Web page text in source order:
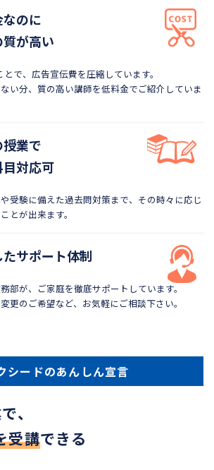
のに
が高い
で、広告宣伝費を圧縮しています。
い分、質の高い講師を低料金でご紹介していま
業で
対応可
受験に備えた過去問対策まで、 その時々に応じ
とが出来ます。
サポート体制
部が、ご家庭を徹底サポートしています。
更のご希望など、お気軽にご相談下さい。
シードのあんしん宣言
、
受講できる